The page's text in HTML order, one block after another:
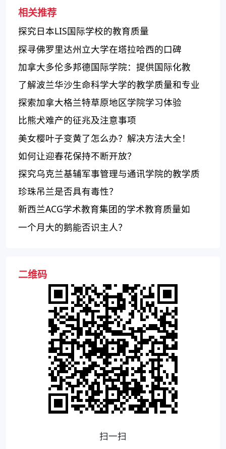
相关推荐
探究日本LIS国际学校的教育质量
探寻佛罗里达州立大学在塔拉哈西的口碑
加拿大多伦多邦德国际学院：提供国际化教
育，培养职业能力，开创未来
了解波兰华沙生命科学大学的教学质量和专业
设置
探索加拿大格兰特草原地区学院学习体验
比熊犬难产的征兆及注意事项
美女樱叶子变黄了怎么办？解决方法大全！
如何让迎春花保持不断开放？
探究乌克兰基辅军事管理与通讯学院的教学质
量和专业性
珍珠吊兰是否具有毒性？
新西兰ACG学术教育集团的学术教育质量如
何？
一个月大的鹅能否识主人？
二维码
扫一扫